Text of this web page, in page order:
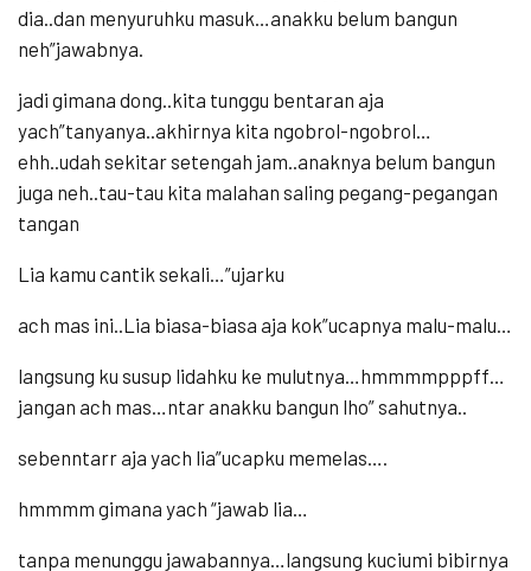
dia..dan menyuruhku masuk…anakku belum bangun
neh”jawabnya.
jadi gimana dong..kita tunggu bentaran aja
yach”tanyanya..akhirnya kita ngobrol-ngobrol…
ehh..udah sekitar setengah jam..anaknya belum bangun
juga neh..tau-tau kita malahan saling pegang-pegangan
tangan
Lia kamu cantik sekali…”ujarku
ach mas ini..Lia biasa-biasa aja kok”ucapnya malu-malu…
langsung ku susup lidahku ke mulutnya…hmmmmpppff…
jangan ach mas…ntar anakku bangun lho” sahutnya..
sebenntarr aja yach lia”ucapku memelas….
hmmmm gimana yach “jawab lia…
tanpa menunggu jawabannya…langsung kuciumi bibirnya